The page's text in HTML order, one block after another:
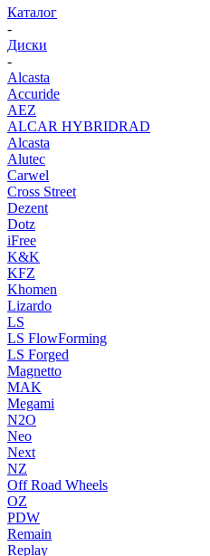
Каталог
-
Диски
-
Alcasta
Accuride
AEZ
ALCAR HYBRIDRAD
Alcasta
Alutec
Carwel
Cross Street
Dezent
Dotz
iFree
K&K
KFZ
Khomen
Lizardo
LS
LS FlowForming
LS Forged
Magnetto
MAK
Megami
N2O
Neo
Next
NZ
Off Road Wheels
OZ
PDW
Remain
Replay